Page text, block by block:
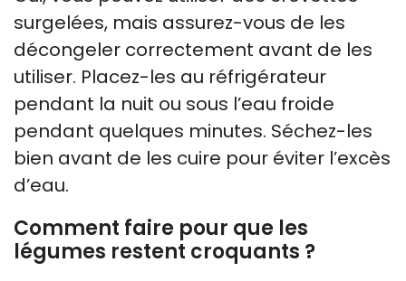
surgelées, mais assurez-vous de les
décongeler correctement avant de les
utiliser. Placez-les au réfrigérateur
pendant la nuit ou sous l’eau froide
pendant quelques minutes. Séchez-les
bien avant de les cuire pour éviter l’excès
d’eau.
Comment faire pour que les
légumes restent croquants ?